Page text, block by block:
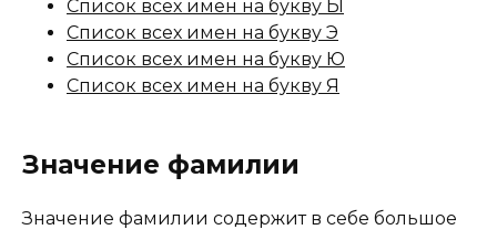
Список всех имен на букву Ы
Список всех имен на букву Э
Список всех имен на букву Ю
Список всех имен на букву Я
Значение фамилии
Значение фамилии содержит в себе большое